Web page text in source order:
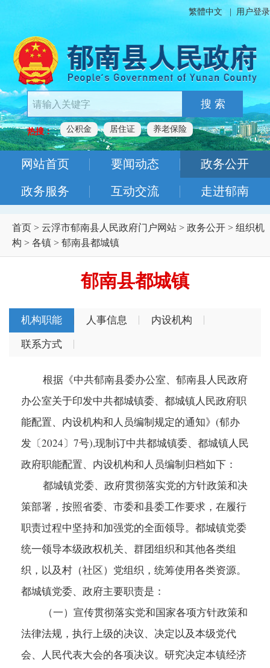
繁體中文 用户登录
搜 索
热搜： 公积金 居住证 养老保险
网站首页 要闻动态 政务公开
政务服务 互动交流 走进郁南
首页 > 云浮市郁南县人民政府门户网站 > 政务公开 > 组织机
构 > 各镇 > 郁南县都城镇
郁南县都城镇
机构职能 人事信息 内设机构
联系方式
根据《中共郁南县委办公室、郁南县人民政府
办公室关于印发中共都城镇委、都城镇人民政府职
能配置、内设机构和人员编制规定的通知》(郁办
发〔2024〕7号),现制订中共都城镇委、都城镇人民
政府职能配置、内设机构和人员编制归档如下：
都城镇党委、政府贯彻落实党的方针政策和决
策部署，按照省委、市委和县委工作要求，在履行
职责过程中坚持和加强党的全面领导。都城镇党委
统一领导本级政权机关、群团组织和其他各类组
织，以及村（社区）党组织，统筹使用各类资源。
都城镇党委、政府主要职责是：
（一）宣传贯彻落实党和国家各项方针政策和
法律法规，执行上级的决议、决定以及本级党代
会、
人民代表大会的各项决议。研究决定本镇经济